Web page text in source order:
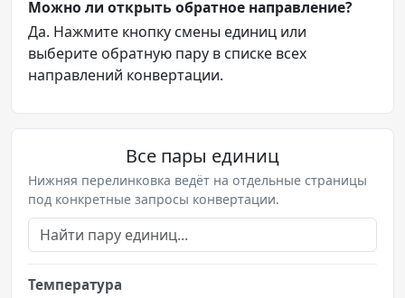
Можно ли открыть обратное направление?
Да. Нажмите кнопку смены единиц или
выберите обратную пару в списке всех
направлений конвертации.
Все пары единиц
Нижняя перелинковка ведёт на отдельные страницы
под конкретные запросы конвертации.
Температура